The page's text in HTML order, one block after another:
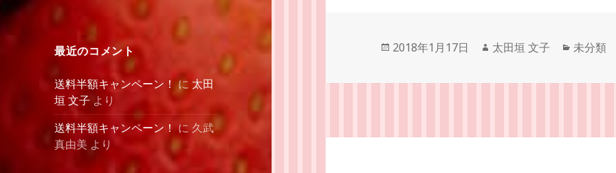
最近のコメント
送料半額キャンペーン！に 太田
垣 文子 より
送料半額キャンペーン！に 久武
真由美 より
投
日:
2018年1月17日
作
者
太田垣 文子
カ
ゴ
未分類